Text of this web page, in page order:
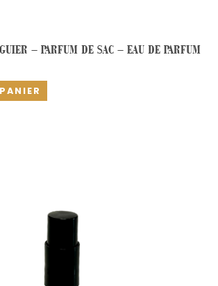
– PARFUM DE SAC – EAU DE PARFUM